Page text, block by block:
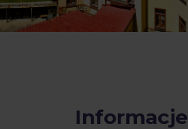
Informacje